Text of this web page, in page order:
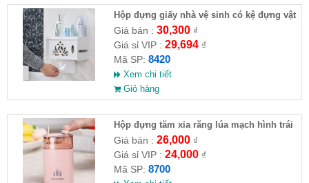
Hộp đựng giấy nhà vệ sinh có kệ đựng vật
dụng
Giá bán : 30,300₫
Giá sỉ VIP : 29,694₫
Mã SP: 8420
Xem chi tiết
Giỏ hàng
Hộp đựng tăm xỉa răng lúa mạch hình trái
tim
Giá bán : 26,000₫
Giá sỉ VIP : 24,000₫
Mã SP: 8700